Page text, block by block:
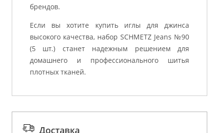
брендов.
Если вы хотите купить иглы для джинса
высокого качества, набор SCHMETZ Jeans №90
(5 шт.) станет надежным решением для
домашнего и профессионального шитья
плотных тканей.
Доставка